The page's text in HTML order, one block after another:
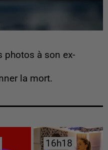
photos à son ex-
la mort.
16h18
16h18